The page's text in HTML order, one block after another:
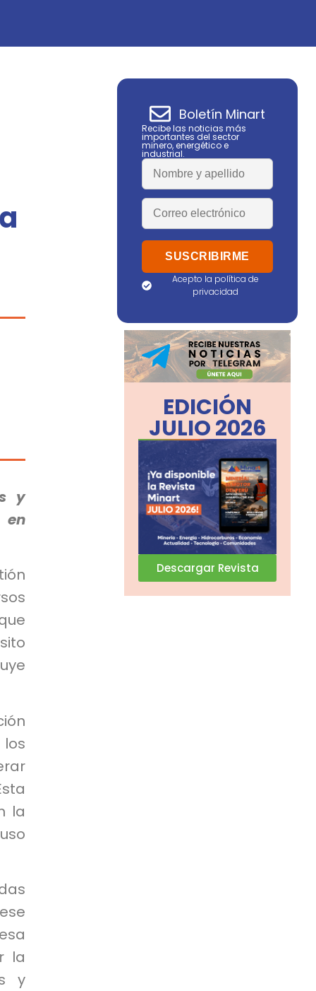
y
la
la
y
Boletín Minart
Recibe las noticias más
importantes del sector
minero, energético e
industrial.
Acepto la política de
privacidad
EDICIÓN
JULIO 2026
Descargar Revista